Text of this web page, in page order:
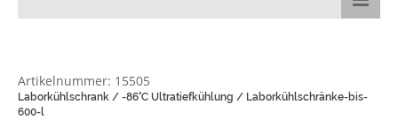
Artikelnummer: 15505
Laborkühlschrank / -86°C Ultratiefkühlung / Laborkühlschränke-bis-
600-l